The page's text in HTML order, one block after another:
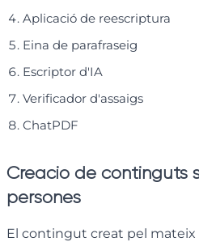
Aplicació de reescriptura
Eina de parafraseig
Escriptor d'IA
Verificador d'assaigs
ChatPDF
Creació de continguts
persones
El contingut creat pel mateix